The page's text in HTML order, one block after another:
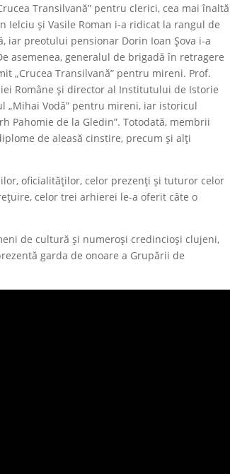
Transilvană” pentru clerici, cea mai înaltă
și Vasile Roman i-a ridicat la rangul de
iar preotului pensionar Dorin Ioan Șova i-a
asemenea, generalul de brigadă în retragere
„Crucea Transilvană” pentru mireni. Prof.
Române și director al Institutului de Istorie
„Mihai Vodă” pentru mireni, iar istoricul
Pahomie de la Gledin”. Totodată, membrii
de aleasă cinstire, precum și alți
oficialităților, celor prezenți și tuturor celor
celor trei arhierei le-a oferit câte o
de cultură și numeroși credincioși clujeni,
garda de onoare a Grupării de